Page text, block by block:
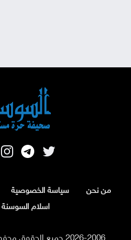
من نحن سياسة الخصوصية
اسلام السوسنة
2026-2006 جميع الحقوق محفوظة لموقع السوسنة